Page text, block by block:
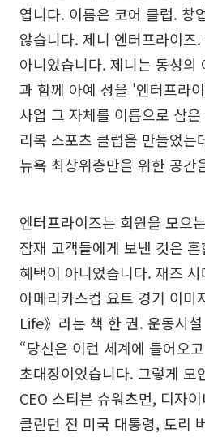
엽니다. 이름은 코어 클럽. 창
않습니다. 제니 엔터프라이즈
아니었습니다. 제니는 동성
과 함께 아예 성을 '엔터프라
사업 그 자체를 이름으로 삼
리복 스포츠 클럽을 만들었는
뉴욕 최상위층만을 위한 공간
엔터프라이즈는 회원을 모으
잠재 고객들에게 보낸 것은
혜택이 아니었습니다. 재즈
아메리카스컵 요트 경기 이
Life》라는 책 한 권. 운동시
“당신은 이런 세계에 들어오
초대장이었습니다. 그렇게 모
CEO 스티븐 슈워츠먼, 디자
클린턴 전 미국 대통령, 토리